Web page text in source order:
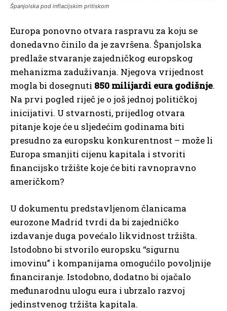
Španjolska pod inflacijskim pritiskom
Europa ponovno otvara raspravu za koju se
donedavno činilo da je završena. Španjolska
predlaže stvaranje zajedničkog europskog
mehanizma zaduživanja. Njegova vrijednost
mogla bi dosegnuti 850 milijardi eura godišnje.
Na prvi pogled riječ je o još jednoj političkoj
inicijativi. U stvarnosti, prijedlog otvara
pitanje koje će u sljedećim godinama biti
presudno za europsku konkurentnost – može li
Europa smanjiti cijenu kapitala i stvoriti
financijsko tržište koje će biti ravnopravno
američkom?
U dokumentu predstavljenom članicama
eurozone Madrid tvrdi da bi zajedničko
izdavanje duga povećalo likvidnost tržišta.
Istodobno bi stvorilo europsku “sigurnu
imovinu” i kompanijama omogućilo povoljnije
financiranje. Istodobno, dodatno bi ojačalo
međunarodnu ulogu eura i ubrzalo razvoj
jedinstvenog tržišta kapitala.